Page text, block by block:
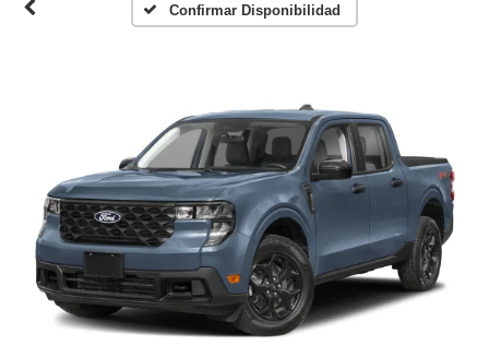
Confirmar Disponibilidad